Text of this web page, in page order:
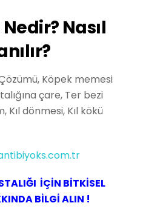
Nasıl
Köpek memesi
çare, Ter bezi
Kıl dönmesi, Kıl kökü
İÇİN BİTKİSEL
BİLGİ ALIN !